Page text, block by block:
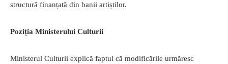
structură finanțată din banii artiștilor.
Poziția Ministerului Culturii
Ministerul Culturii explică faptul că modificările urmăresc